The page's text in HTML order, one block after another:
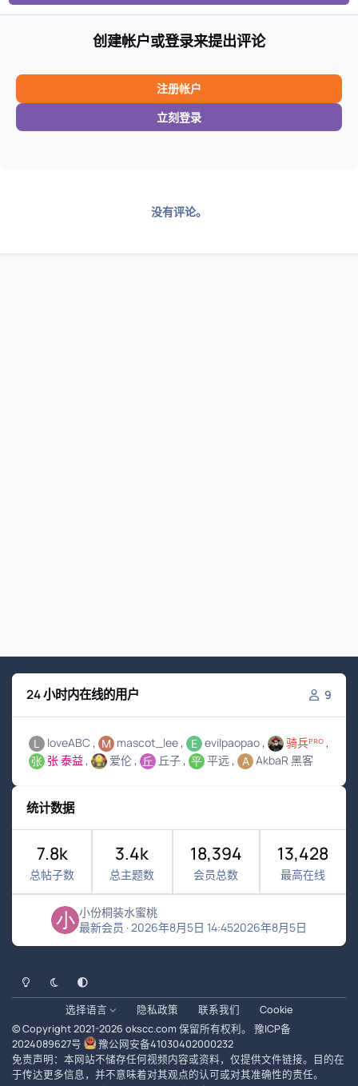
创建帐户或登录来提出评论
注册帐户
立刻登录
没有评论。
24 小时内在线的用户 9
loveABC mascot_lee evilpaopao
骑兵ᴾᴿᴼ
张 泰益
爱伦 丘子 平远 AkbaR 黑客
统计数据
7.8k
总帖子数
3.4k
总主题数
18,394
会员总数
13,428
最高在线
小份桐装水蜜桃
最新会员 ·2026年8月5日 14:452026年8月5日
浅色模式黑暗模式系统偏好
选择语言 隐私政策 联系我们
Cookie
© Copyright 2021-2026 okscc.com 保留所有权利。 豫ICP备
2024089627号
豫公网安备41030402000232
免责声明：本网站不储存任何视频内容或资料，仅提供文件链接。目的在
于传达更多信息，并不意味着对其观点的认可或对其准确性的责任。